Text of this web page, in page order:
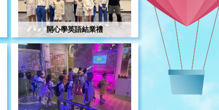
開心學英語結業禮